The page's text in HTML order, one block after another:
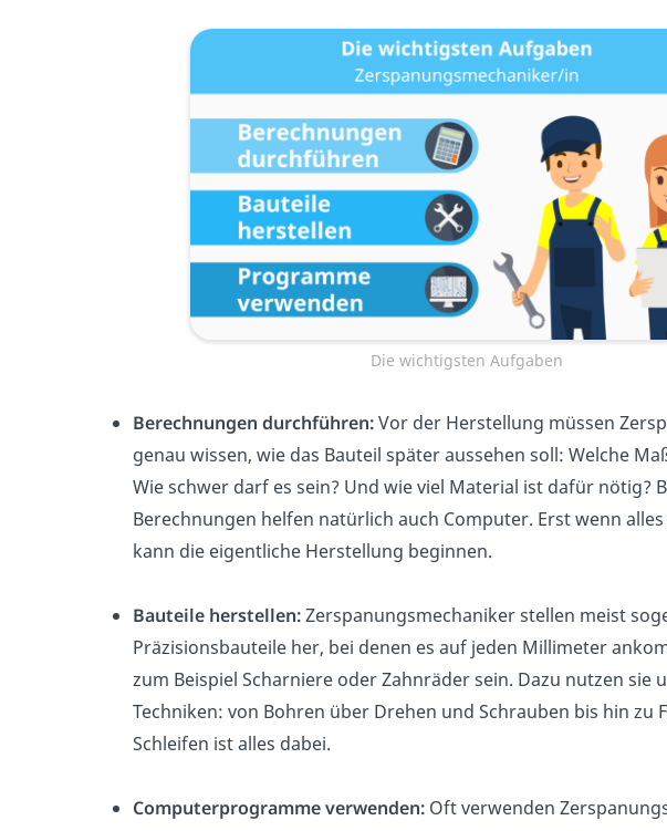
Die wichtigsten Aufgaben
Berechnungen durchführen:Vor der Herstellung müssen
genau wissen, wie das Bauteil später aussehen soll: Welche
Wie schwer darf es sein? Und wie viel Material ist dafür nötig?
Berechnungen helfen natürlich auch Computer. Erst wenn
kann die eigentliche Herstellung beginnen.
Bauteile herstellen:Zerspanungsmechaniker stellen meist
Präzisionsbauteile her, bei denen es auf jeden Millimeter
zum Beispiel Scharniere oder Zahnräder sein. Dazu nutzen sie
Techniken: von Bohren über Drehen und Schrauben bis hin zu
Schleifen ist alles dabei.
Computerprogramme verwenden: Oft verwenden